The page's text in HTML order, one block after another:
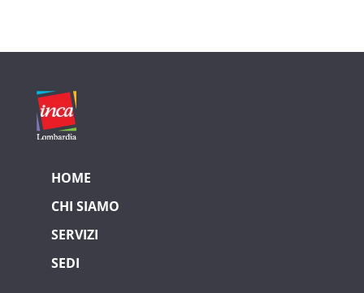
HOME
CHI SIAMO
SERVIZI
SEDI